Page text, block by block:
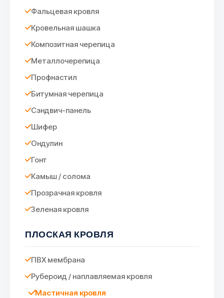
Фальцевая кровля
Кровельная шашка
Композитная черепица
Металлочерепица
Профнастил
Битумная черепица
Сэндвич-панель
Шифер
Ондулин
Гонт
Камыш / солома
Прозрачная кровля
Зеленая кровля
ПЛОСКАЯ КРОВЛЯ
ПВХ мембрана
Рубероид / наплавляемая кровля
Мастичная кровля